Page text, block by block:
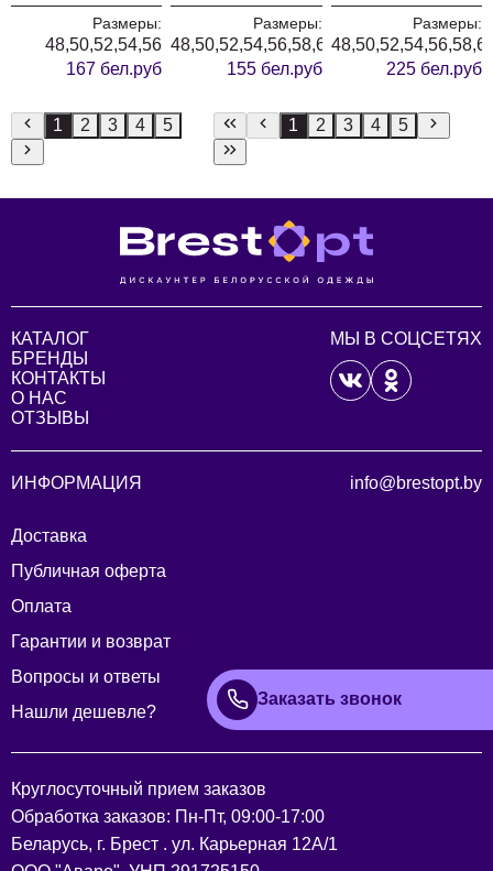
Размеры:
48,50,52,54,56
167 бел.руб
Размеры:
48,50,52,54,56,58,60,62,64,66,68,70,72
155 бел.руб
Размеры:
225 бел.руб
1 2 3 4 5 1 2 3 4 5
КАТАЛОГ
БРЕНДЫ
КОНТАКТЫ
О НАС
ОТЗЫВЫ
МЫ В СОЦСЕТЯХ
ИНФОРМАЦИЯ
Доставка
Публичная оферта
Оплата
Гарантии и возврат
Вопросы и ответы
Нашли дешевле?
info@brestopt.by
Заказать звонок
Круглосуточный прием заказов
Обработка заказов: Пн-Пт, 09:00-17:00
Беларусь, г. Брест . ул. Карьерная 12А/1